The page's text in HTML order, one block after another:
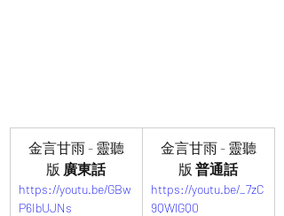
金言甘雨 - 靈聽
版 廣東話
https://youtu.be/GBw
P6IbUJNs
金言甘雨 - 靈聽
版 普通話
https://youtu.be/_7zC
9QWlGQ0